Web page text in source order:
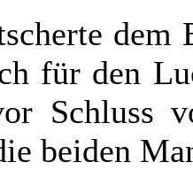
dem
für den
Schluss
beiden